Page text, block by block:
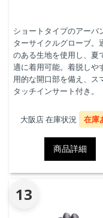
ショートタイプのアーバ
ターサイクルグローブ。
のある生地を使用し、夏
適に着用可能。着脱しや
用的な開口部を備え、ス
タッチインサート付き。
大阪店 在庫状況 在庫
商品詳細
13